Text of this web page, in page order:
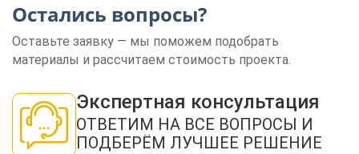
Остались вопросы?
Оставьте заявку — мы поможем подобрать
материалы и рассчитаем стоимость проекта.
Экспертная консультация
ОТВЕТИМ НА ВСЕ ВОПРОСЫ И
ПОДБЕРЁМ ЛУЧШЕЕ РЕШЕНИЕ
ЗАКАЗАТЬ ЗВОНОК